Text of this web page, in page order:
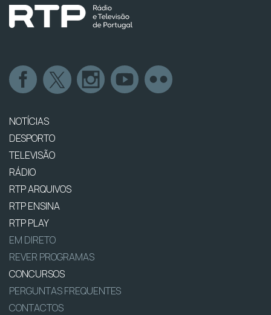
NOTÍCIAS
DESPORTO
TELEVISÃO
RÁDIO
RTP ARQUIVOS
RTP ENSINA
RTP PLAY
EM DIRETO
REVER PROGRAMAS
CONCURSOS
PERGUNTAS FREQUENTES
CONTACTOS